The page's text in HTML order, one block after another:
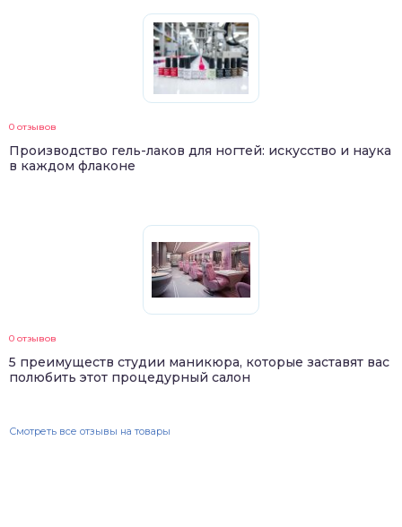
0 отзывов
Производство гель-лаков для ногтей: искусство и наука
в каждом флаконе
0 отзывов
5 преимуществ студии маникюра, которые заставят вас
полюбить этот процедурный салон
Смотреть все отзывы на товары